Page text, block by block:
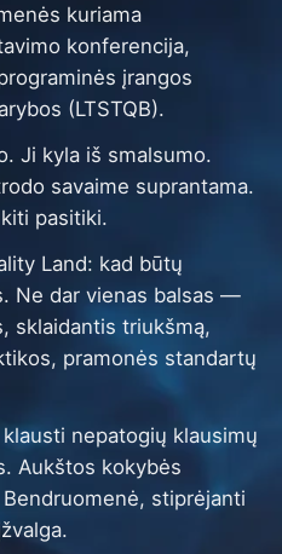
kuriama
konferencija,
įrangos
(LTSTQB).
Ji kyla iš smalsumo.
savaime suprantama.
pasitiki.
Land: kad būtų
Ne dar vienas balsas —
sklaidantis triukšmą,
pramonės standartų
nepatogių klausimų
Aukštos kokybės
stiprėjanti